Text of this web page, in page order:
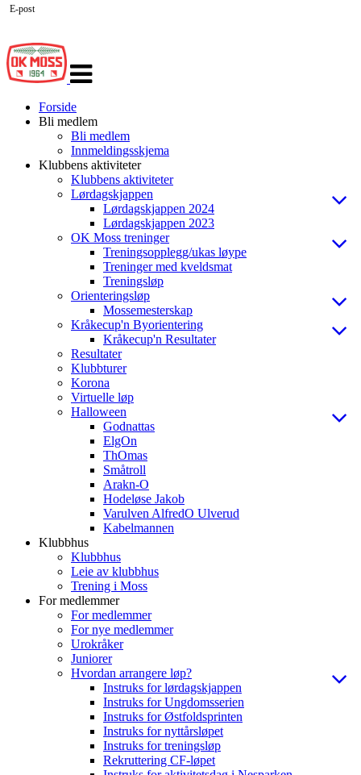
navigasjon
Forside
Bli medlem
Bli medlem
Innmeldingsskjema
Klubbens aktiviteter
Klubbens aktiviteter
Lørdagskjappen
Lørdagskjappen 2024
Lørdagskjappen 2023
OK Moss treninger
Treningsopplegg/ukas løype
Treninger med kveldsmat
Treningsløp
Orienteringsløp
Mossemesterskap
Kråkecup'n Byorientering
Kråkecup'n Resultater
Resultater
Klubbturer
Korona
Virtuelle løp
Halloween
Godnattas
ElgOn
ThOmas
Småtroll
Arakn-O
Hodeløse Jakob
Varulven AlfredO Ulverud
Kabelmannen
Klubbhus
Klubbhus
Leie av klubbhus
Trening i Moss
For medlemmer
For medlemmer
For nye medlemmer
Urokråker
Juniorer
Hvordan arrangere løp?
Instruks for lørdagskjappen
Instruks for Ungdomsserien
Instruks for Østfoldsprinten
Instruks for nyttårsløpet
Instruks for treningsløp
Rekruttering CF-løpet
E-post